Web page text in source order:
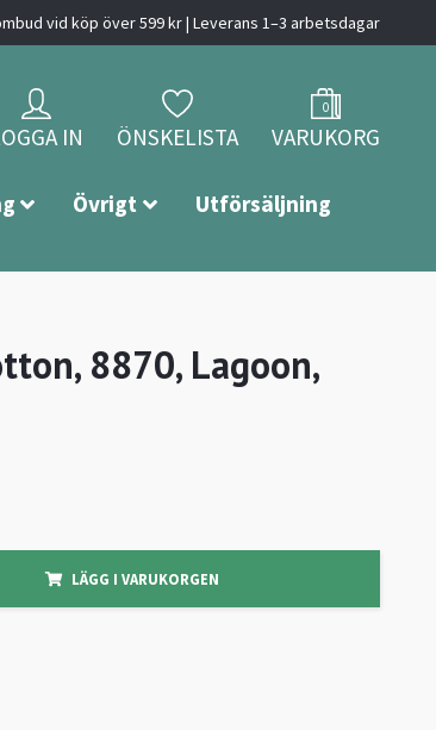
vid köp över 599 kr | Leverans 1–3 arbetsdagar
IN ÖNSKELISTA
0
VARUKORG
Övrigt Utförsäljning
8870, Lagoon,
LÄGG I VARUKORGEN